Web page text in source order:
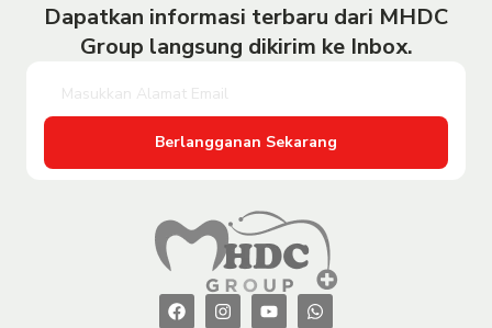
Dapatkan informasi terbaru dari MHDC
Group langsung dikirim ke Inbox.
Berlangganan Sekarang